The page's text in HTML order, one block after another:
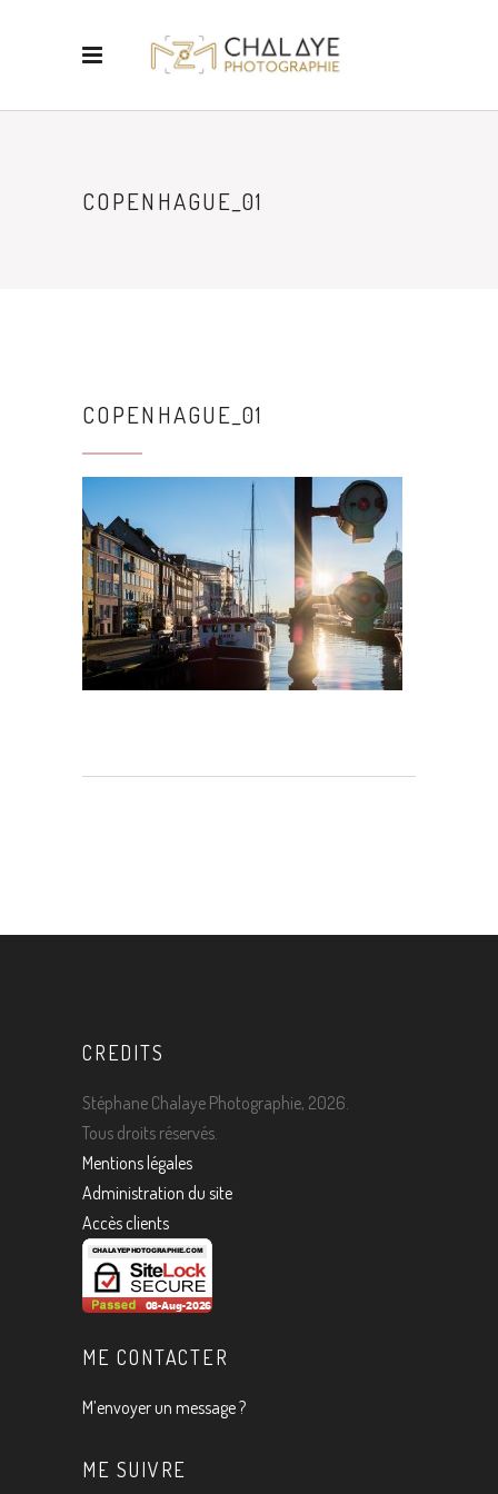
COPENHAGUE_01
COPENHAGUE_01
CREDITS
Stéphane Chalaye Photographie, 2026.
Tous droits réservés.
Mentions légales
Administration du site
Accès clients
ME CONTACTER
M’envoyer un message ?
ME SUIVRE